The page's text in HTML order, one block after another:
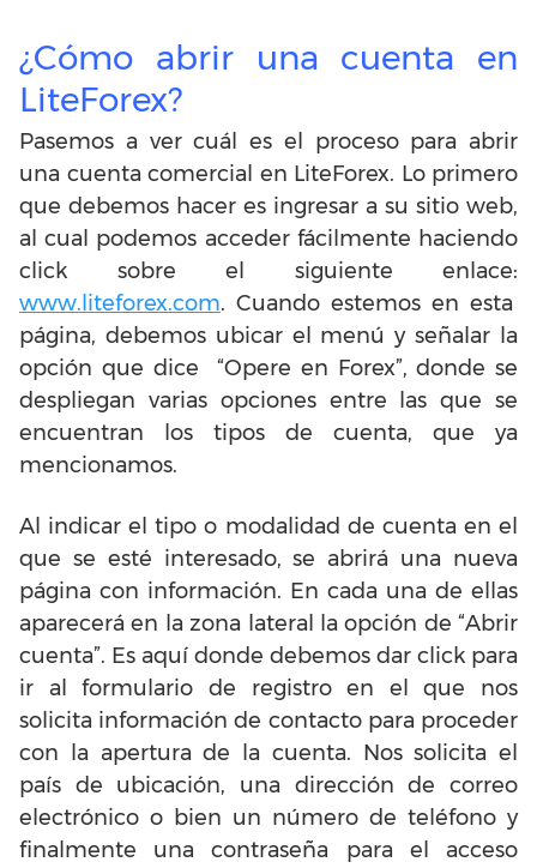
¿Cómo abrir una cuenta en
LiteForex?
Pasemos a ver cuál es el proceso para abrir
una cuenta comercial en LiteForex. Lo primero
que debemos hacer es ingresar a su sitio web,
al cual podemos acceder fácilmente haciendo
click sobre el siguiente enlace:
www.liteforex.com. Cuando estemos en esta
página, debemos ubicar el menú y señalar la
opción que dice “Opere en Forex”, donde se
despliegan varias opciones entre las que se
encuentran los tipos de cuenta, que ya
mencionamos.
Al indicar el tipo o modalidad de cuenta en el
que se esté interesado, se abrirá una nueva
página con información. En cada una de ellas
aparecerá en la zona lateral la opción de “Abrir
cuenta”. Es aquí donde debemos dar click para
ir al formulario de registro en el que nos
solicita información de contacto para proceder
con la apertura de la cuenta. Nos solicita el
país de ubicación, una dirección de correo
electrónico o bien un número de teléfono y
finalmente una contraseña para el acceso